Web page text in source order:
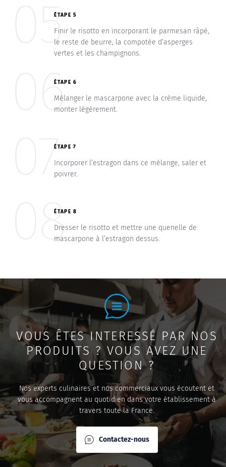
05ÉTAPE 5
Finir le risotto en incorporant le parmesan râpé,
le reste de beurre, la compotée d’asperges
vertes et les champignons.
06ÉTAPE 6
Mélanger le mascarpone avec la crème liquide,
monter légèrement.
07ÉTAPE 7
Incorporer l’estragon dans ce mélange, saler et
poivrer.
08ÉTAPE 8
Dresser le risotto et mettre une quenelle de
mascarpone à l’estragon dessus.
VOUS ÊTES INTERESSÉ PAR NOS
PRODUITS ? VOUS AVEZ UNE
QUESTION ?
Nos experts culinaires et nos commerciaux vous écoutent et
vous accompagnent au quotidien dans votre établissement à
travers toute la France.
Contactez-nous